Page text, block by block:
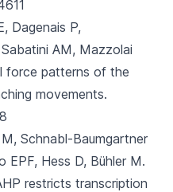
Dagenais P,
Sabatini AM, Mazzolai
force patterns of the
movements.
Schnabl-Baumgartner
EPF, Hess D, Bühler M.
restricts transcription